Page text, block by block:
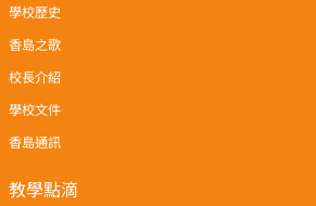
學校歷史
香島之歌
校長介紹
學校文件
香島通訊
教學點滴